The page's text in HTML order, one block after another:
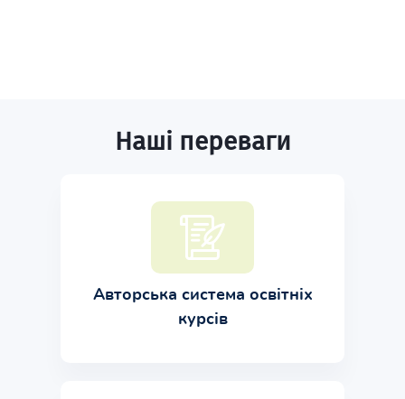
Наші переваги
Авторська система освітніх
курсів